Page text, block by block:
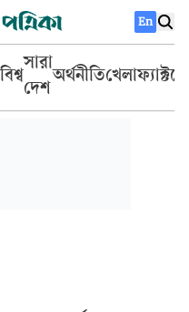
En
বিশ্ব
সারা
দেশ
অর্থনীতিখেলা